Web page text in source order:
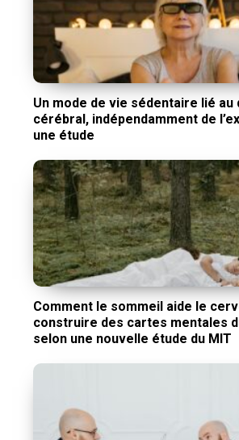
Un mode de vie sédentaire lié au
cérébral, indépendamment de
une étude
Comment le sommeil aide le
construire des cartes mentales
selon une nouvelle étude du MIT